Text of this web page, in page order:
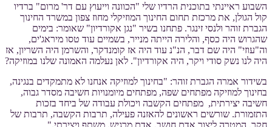
השבוע ראיינתי בתוכנית הרדיו שלי "הכוונה וייעוץ עם דר' מרום" ברדיו
קול הגולן, את מרכזת תחום החינוך המוזיקלי מחוז צפון במשרד החינוך
הגברת זוהר ולנסי זינגר. פתחנו בשיר "נגן אקורדיון" שאומר: בימים
שהגרוש היה כסף, והלירה הייתה מנייר, בשמיים עוד טסו מיראג'ים,
וה"עוזי" היה שם דבר, הנ"נ עוד היה אז קומנדקר, והשרמן היה השריון, אז
היה לנו נשק סודי ויקר, היה אקורדיון". לאן נעלמה האמונה שלנו במוזיקה?
בשידור אמרה הגברת זוהר: "בחינוך למוזיקה אנחנו לא מתמקדים בנגינה,
בחינוך למוזיקה מפתחים שפה, מפתחים מיומנויות חשיבה מסדר גבוה,
חשיבה יצירתית, מפתחים הקשבה ויכולת עבודה של ביחד בזכות
התזמורת. שורשים ראשונים להאזנה פעילה, תרבות הקשבה, תרבות של
חקר. המטרה ליצור אדם חושב, אדם מרגיש, משתף ויצירתי."